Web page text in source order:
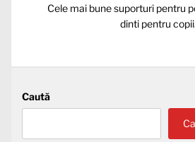
Articolul
Cele mai bune suporturi pentru
dinti pentru copii.
Caută